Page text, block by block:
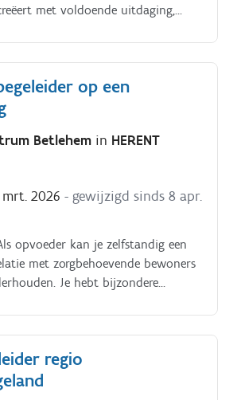
met voldoende uitdaging,
op een
Betlehem in HERENT
2026 - gewijzigd sinds 8 apr.
opvoeder kan je zelfstandig een
met zorgbehoevende bewoners
Je hebt bijzondere
regio